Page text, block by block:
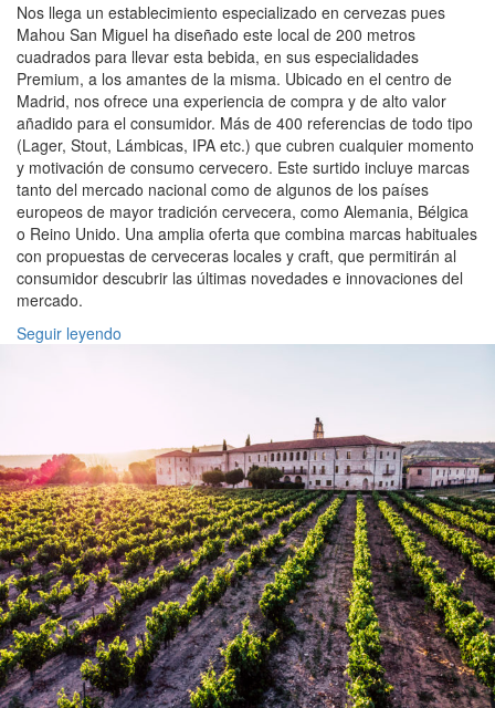
Nos llega un establecimiento especializado en cervezas pues
Mahou San Miguel ha diseñado este local de 200 metros
cuadrados para llevar esta bebida, en sus especialidades
Premium, a los amantes de la misma. Ubicado en el centro de
Madrid, nos ofrece una experiencia de compra y de alto valor
añadido para el consumidor. Más de 400 referencias de todo tipo
(Lager, Stout, Lámbicas, IPA etc.) que cubren cualquier momento
y motivación de consumo cervecero. Este surtido incluye marcas
tanto del mercado nacional como de algunos de los países
europeos de mayor tradición cervecera, como Alemania, Bélgica
o Reino Unido. Una amplia oferta que combina marcas habituales
con propuestas de cerveceras locales y craft, que permitirán al
consumidor descubrir las últimas novedades e innovaciones del
mercado.
Seguir leyendo